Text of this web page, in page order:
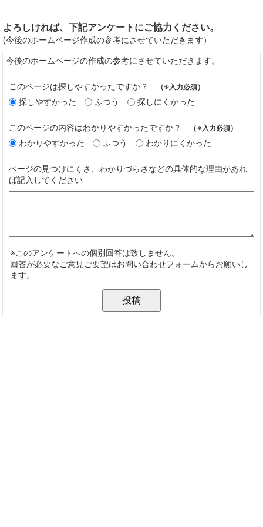
よろしければ、下記アンケートにご協力ください。
(今後のホームページ作成の参考にさせていただきます）
今後のホームページの作成の参考にさせていただきます。
このページは探しやすかったですか？ （※入力必須）
探しやすかった ふつう 探しにくかった
このページの内容はわかりやすかったですか？ （※入力必須）
わかりやすかった ふつう わかりにくかった
ページの見つけにくさ、わかりづらさなどの具体的な理由があれ
ば記入してください
※このアンケートへの個別回答は致しません。
回答が必要なご意見ご要望はお問い合わせフォームからお願いし
ます。